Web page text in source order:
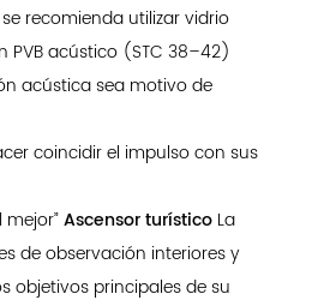
recomienda utilizar vidrio
acústico (STC 38–42)
acústica sea motivo de
coincidir el impulso con sus
mejor”Ascensor turístico La
de observación interiores y
objetivos principales de su